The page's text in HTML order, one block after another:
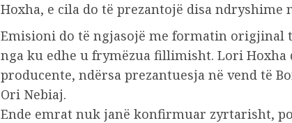
Hoxha, e cila do të prezantojë disa ndryshime
Emisioni do të ngjasojë me formatin origjinal
nga ku edhe u frymëzua fillimisht. Lori Hoxha
producente, ndërsa prezantuesja në vend të
Ori Nebiaj.
Ende emrat nuk janë konfirmuar zyrtarisht,